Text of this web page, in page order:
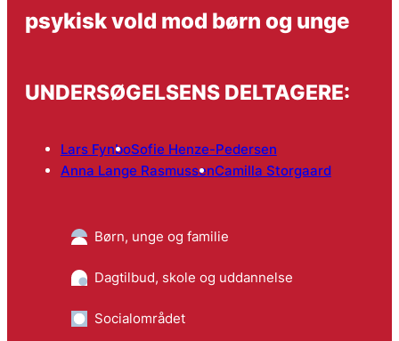
psykisk vold mod børn og unge
UNDERSØGELSENS DELTAGERE:
Lars FynboSofie Henze-Pedersen
Anna Lange RasmussenCamilla Storgaard
Børn, unge og familie
Dagtilbud, skole og uddannelse
Socialområdet